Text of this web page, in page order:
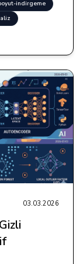
indirgeme
03.03.2026